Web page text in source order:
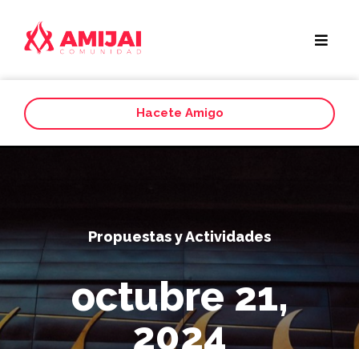
Hacete Amigo
Propuestas y Actividades
octubre 21,
2024